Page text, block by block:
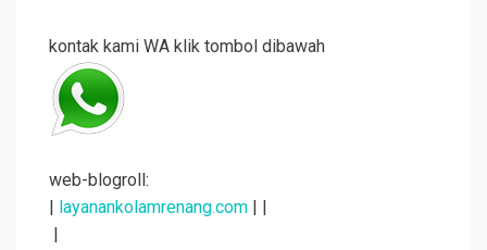
kontak kami WA klik tombol dibawah
web-blogroll:
| layanankolamrenang.com | |
|